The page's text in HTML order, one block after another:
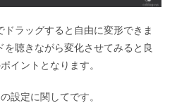
ラッグすると自由に変形できま
聴きながら変化させてみると良
イントとなります。
設定に関してです。